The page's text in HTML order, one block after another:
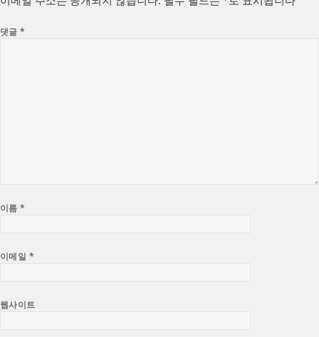
댓글*
이름*
이메일 *
웹사이트